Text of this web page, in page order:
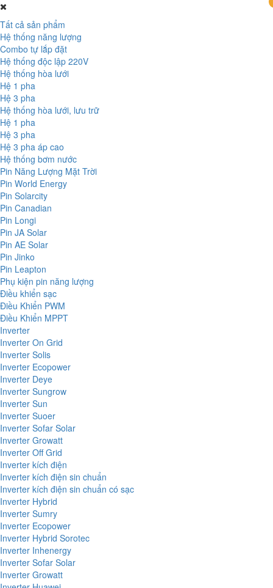
Tất cả sản phẩm
Hệ thống năng lượng
Combo tự lắp đặt
Hệ thống độc lập 220V
Hệ thống hòa lưới
Hệ 1 pha
Hệ 3 pha
Hệ thống hòa lưới, lưu trữ
Hệ 1 pha
Hệ 3 pha
Hệ 3 pha áp cao
Hệ thống bơm nước
Pin Năng Lượng Mặt Trời
Pin World Energy
Pin Solarcity
Pin Canadian
Pin Longi
Pin JA Solar
Pin AE Solar
Pin Jinko
Pin Leapton
Phụ kiện pin năng lượng
Điều khiển sạc
Điều Khiển PWM
Điều Khiển MPPT
Inverter
Inverter On Grid
Inverter Solis
Inverter Ecopower
Inverter Deye
Inverter Sungrow
Inverter Sun
Inverter Suoer
Inverter Sofar Solar
Inverter Growatt
Inverter Off Grid
Inverter kích điện
Inverter kích điện sin chuẩn
Inverter kích điện sin chuẩn có sạc
Inverter Hybrid
Inverter Sumry
Inverter Ecopower
Inverter Hybrid Sorotec
Inverter Inhenergy
Inverter Sofar Solar
Inverter Growatt